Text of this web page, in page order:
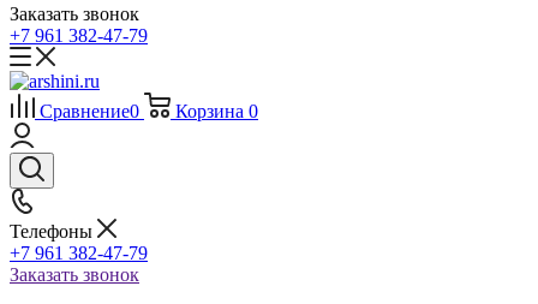
Заказать звонок
+7 961 382-47-79
Сравнение0 Корзина 0
Телефоны
+7 961 382-47-79
Заказать звонок